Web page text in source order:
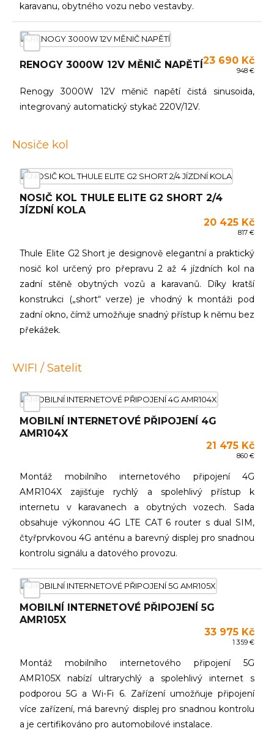
karavanu, obytného vozu nebo vestavby.
RENOGY 3000W 12V MĚNIČ NAPĚTÍ23 690 Kč
948 €
Renogy 3000W 12V měnič napětí čistá sinusoida,
integrovaný automatický stykač 220V/12V.
Nosiče kol
NOSIČ KOL THULE ELITE G2 SHORT 2/4
JÍZDNÍ KOLA
20 425 Kč
817 €
Thule Elite G2 Short je designově elegantní a praktický
nosič kol určený pro přepravu 2 až 4 jízdních kol na
zadní stěně obytných vozů a karavanů. Díky kratší
konstrukci („short“ verze) je vhodný k montáži pod
zadní okno, čímž umožňuje snadný přístup k němu bez
překážek.
WIFI / Satelit
MOBILNÍ INTERNETOVÉ PŘIPOJENÍ 4G
AMR104X
21 475 Kč
860 €
Montáž mobilního internetového připojení 4G
AMR104X zajišťuje rychlý a spolehlivý přístup k
internetu v karavanech a obytných vozech. Sada
obsahuje výkonnou 4G LTE CAT 6 router s dual SIM,
čtyřprvkovou 4G anténu a barevný displej pro snadnou
kontrolu signálu a datového provozu.
MOBILNÍ INTERNETOVÉ PŘIPOJENÍ 5G
AMR105X
33 975 Kč
1 359 €
Montáž mobilního internetového připojení 5G
AMR105X nabízí ultrarychlý a spolehlivý internet s
podporou 5G a Wi-Fi 6. Zařízení umožňuje připojení
více zařízení, má barevný displej pro snadnou kontrolu
a je certifikováno pro automobilové instalace.